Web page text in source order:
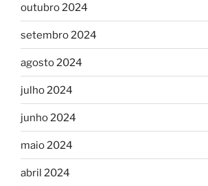
outubro 2024
setembro 2024
agosto 2024
julho 2024
junho 2024
maio 2024
abril 2024